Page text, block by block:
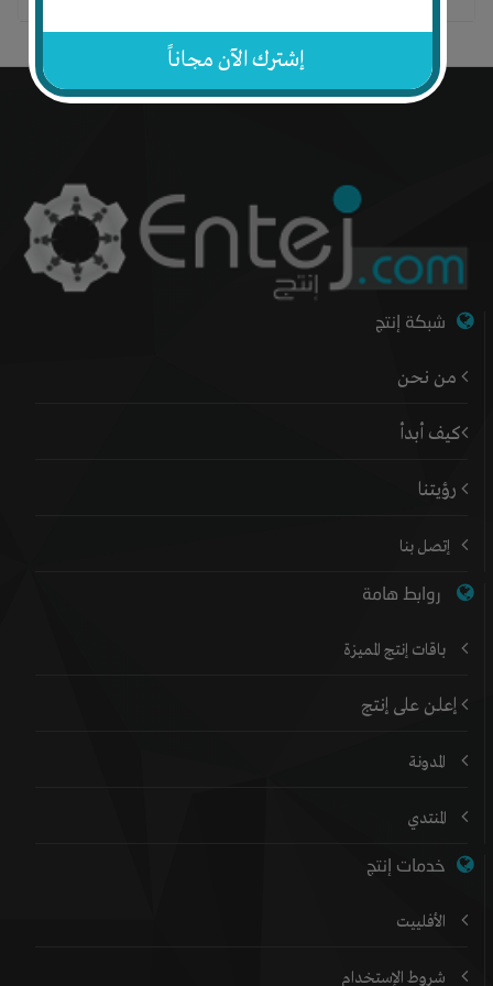
إشترك الآن مجاناً
قيمتهم تمليك
ممكن ننخطى 1.6 مليون
اللى هى ربع المحلات
وربع البضاعة
بالاوراق الرسمية وليه حصة فى الارض
وهنبيع كاش وقسط
قلى عليه وللعلم هو هيسال عن اسعار الحجات دى
شبكة إنتج
من نحن
كيف أبدأ
رؤيتنا
إتصل بنا
روابط هامة
باقات إنتج المميزة
إعلن على إنتج
المدونة
المنتدي
خدمات إنتج
الأفلييت
شروط الإستخدام